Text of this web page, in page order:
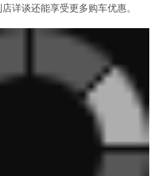
详谈还能享受更多购车优惠。